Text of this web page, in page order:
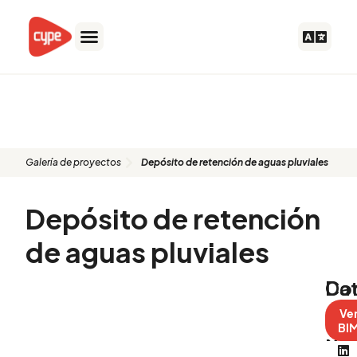
contenido
Galería de proyectos Depósito de retención de aguas pluviales
Depósito de retención
de aguas pluviales
del